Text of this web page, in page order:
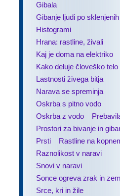
Gibala
Gibanje ljudi po
Histogrami
Hrana: rastline, živali
Kaj je doma na elektriko
Kako deluje človeško telo
Lastnosti živega bitja
Narava se spreminja
Oskrba s pitno vodo
Oskrba z vodo
Prostori za bivanje in
Prsti
Rastline na
Raznolikost v naravi
Snovi v naravi
Sonce ogreva zrak in
Srce, kri in žile